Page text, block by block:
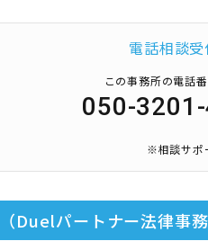
電話相談受
この事務所の電話
050-
※相談サポ
パートナー法律事務